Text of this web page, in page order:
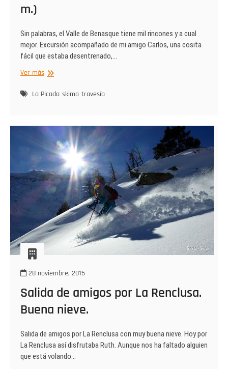
m.)
Sin palabras, el Valle de Benasque tiene mil rincones y a cual
mejor. Excursión acompañado de mi amigo Carlos, una cosita
fácil que estaba desentrenado,…
Ver másTuca
Puerto
Picada
La Picada skimo travesía
28 noviembre, 2015
Salida de amigos por La Renclusa.
Buena nieve.
Salida de amigos por La Renclusa con muy buena nieve. Hoy por
La Renclusa así disfrutaba Ruth. Aunque nos ha faltado alguien
que está volando…